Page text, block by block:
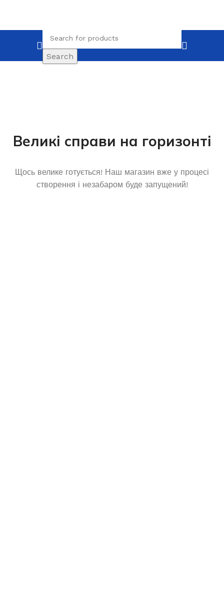
Search
Великі справи на горизонті
Щось велике готується! Наш магазин вже у процесі
створення і незабаром буде запущений!